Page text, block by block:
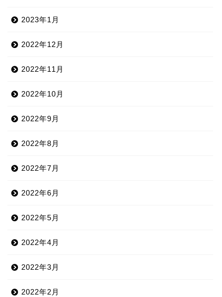
2023年1月
2022年12月
2022年11月
2022年10月
2022年9月
2022年8月
2022年7月
2022年6月
2022年5月
2022年4月
2022年3月
2022年2月